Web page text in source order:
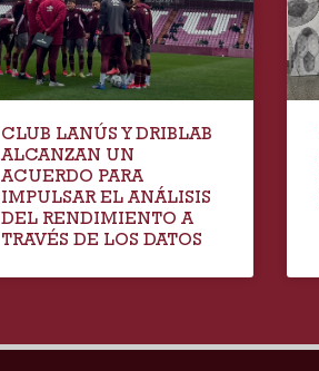
CLUB LANÚS Y DRIBLAB
ALCANZAN UN
ACUERDO PARA
IMPULSAR EL ANÁLISIS
DEL RENDIMIENTO A
TRAVÉS DE LOS DATOS